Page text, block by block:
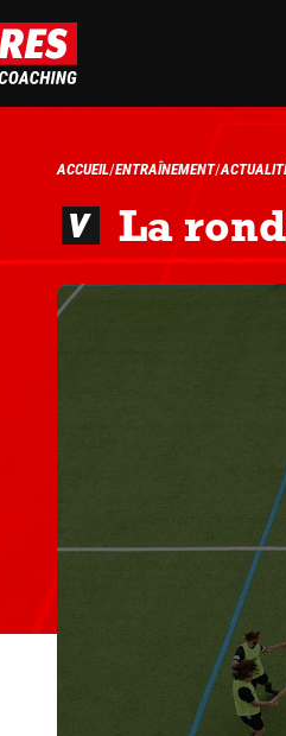
ACCUEIL ENTRAÎNEMENT
La